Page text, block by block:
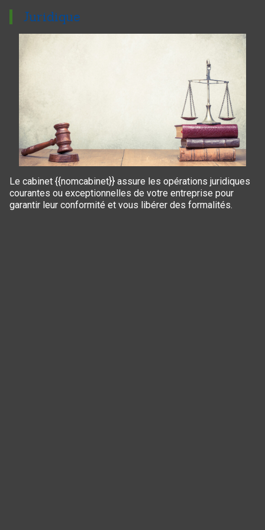
Juridique
Le cabinet {{nomcabinet}} assure les opérations juridiques
courantes ou exceptionnelles de votre entreprise pour
garantir leur conformité et vous libérer des formalités.